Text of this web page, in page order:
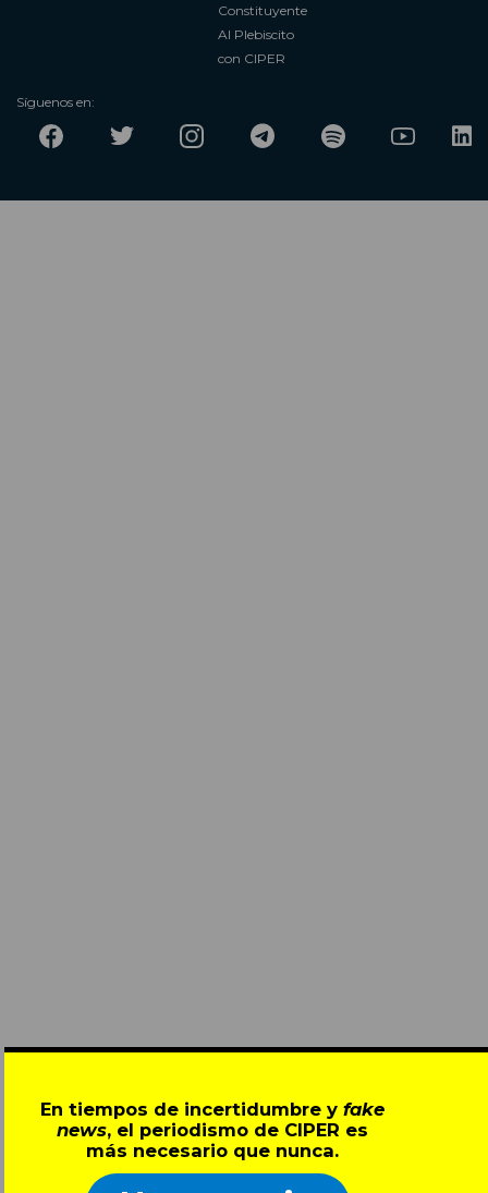
En tiempos de incertidumbre y fake
news, el periodismo de CIPER es
más necesario que nunca.
Constituyente
Al Plebiscito
con CIPER
Síguenos en: